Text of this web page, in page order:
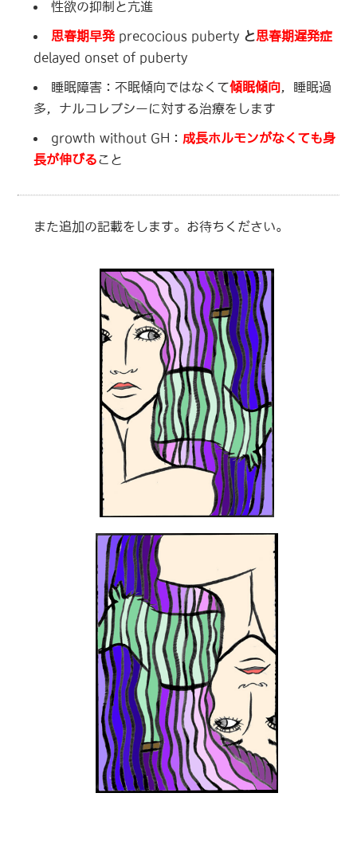
性欲の抑制と亢進
思春期早発precocious puberty と思春期遅発症
delayed onset of puberty
睡眠障害：不眠傾向ではなくて傾眠傾向 ，睡眠過
多，ナルコレプシーに対する治療をします
growth without GH： 成長ホルモンがなくても身
長が伸びること
また追加の記載をします。お待ちください。